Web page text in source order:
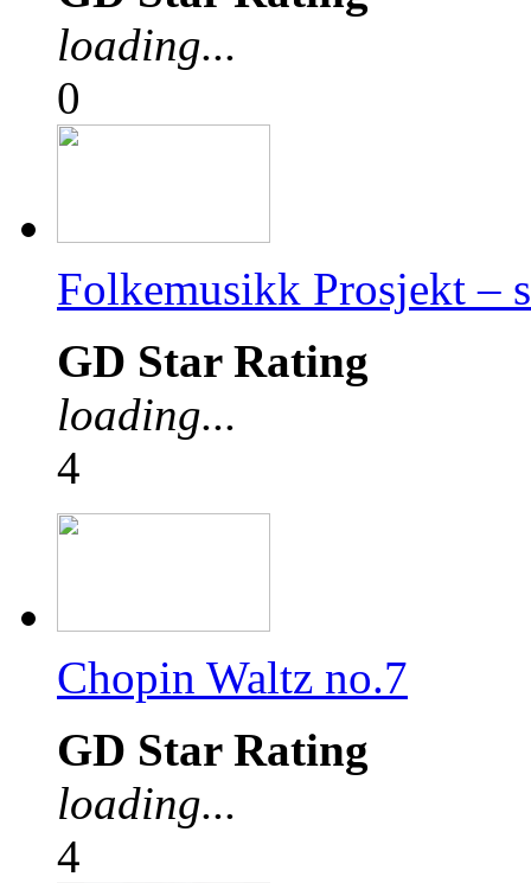
loading...
0
Folkemusikk Prosjekt –
GD Star Rating
loading...
4
Chopin Waltz no.7
GD Star Rating
loading...
4